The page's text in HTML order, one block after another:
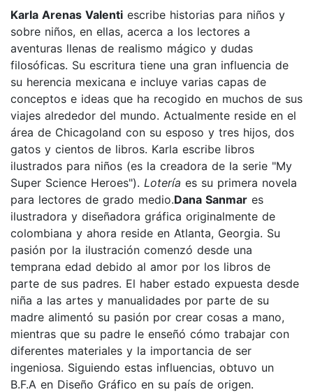
Karla Arenas Valenti escribe historias para niños y
sobre niños, en ellas, acerca a los lectores a
aventuras llenas de realismo mágico y dudas
filosóficas. Su escritura tiene una gran influencia de
su herencia mexicana e incluye varias capas de
conceptos e ideas que ha recogido en muchos de sus
viajes alrededor del mundo. Actualmente reside en el
área de Chicagoland con su esposo y tres hijos, dos
gatos y cientos de libros. Karla escribe libros
ilustrados para niños (es la creadora de la serie "My
Super Science Heroes"). Lotería es su primera novela
para lectores de grado medio.Dana Sanmar es
ilustradora y diseñadora gráfica originalmente de
colombiana y ahora reside en Atlanta, Georgia. Su
pasión por la ilustración comenzó desde una
temprana edad debido al amor por los libros de
parte de sus padres. El haber estado expuesta desde
niña a las artes y manualidades por parte de su
madre alimentó su pasión por crear cosas a mano,
mientras que su padre le enseñó cómo trabajar con
diferentes materiales y la importancia de ser
ingeniosa. Siguiendo estas influencias, obtuvo un
B.F.A en Diseño Gráfico en su país de origen.